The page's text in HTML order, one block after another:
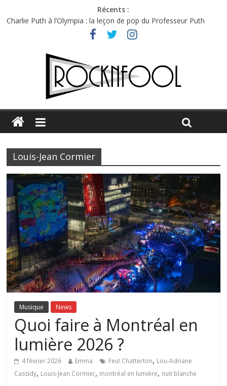
Récents :
Charlie Puth à l’Olympia : la leçon de pop du Professeur Puth
Festival Triptyque : un nouveau festival de musique indépendant
Hellfest 2026 vendredi : température et émotions en hausse
Hellfest 2026 jeudi : impossible de choisir entre chaleur et bonne
Première édition du Midgard Festival : entre bière, métal et
Louis-Jean Cormier
Musique News
Quoi faire à Montréal en
lumière 2026 ?
4 février 2026 Emma Feu! Chatterton, Lou-Adriane
Cassidy, Louis-Jean Cormier, montréal en lumière, nuit blanche